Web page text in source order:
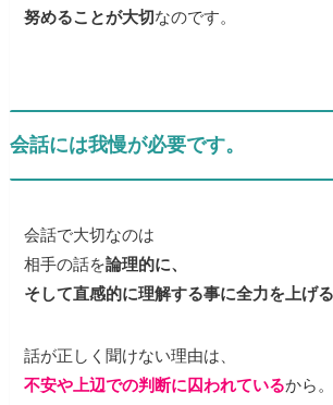
努めることが大切なのです。
会話には我慢が必要です。
会話で大切なのは
相手の話を論理的に、
そして直感的に理解する事に全力を上げ
話が正しく聞けない理由は、
不安や上辺での判断に囚われているから。